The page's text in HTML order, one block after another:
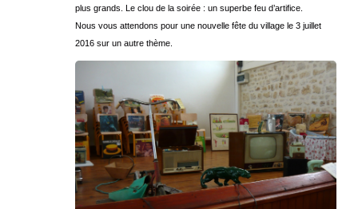
plus grands. Le clou de la soirée : un superbe feu d’artifice.
Nous vous attendons pour une nouvelle fête du village le 3 juillet
2016 sur un autre thème.